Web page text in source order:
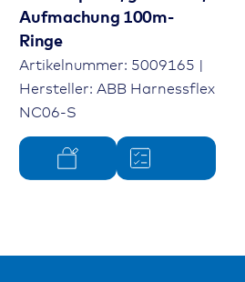
Aufmachung 100m-
Ringe
Artikelnummer: 5009165 |
Hersteller: ABB Harnessflex
NC06-S